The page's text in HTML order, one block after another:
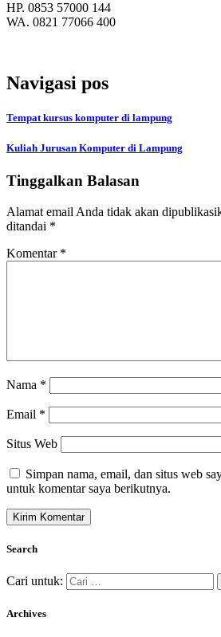
HP. 0853 57000 144
WA. 0821 77066 400
Navigasi pos
Tempat kursus komputer di lampung
Kuliah Jurusan Komputer di Lampung
Tinggalkan Balasan
Alamat email Anda tidak akan
ditandai *
Komentar *
Nama *
Email *
Situs Web
Simpan nama, email, dan situs web
untuk komentar saya berikutnya.
Search
Cari untuk:
Archives